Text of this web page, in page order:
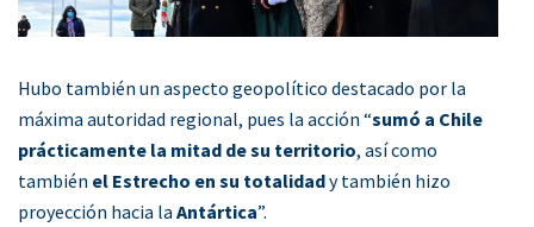
Hubo también un aspecto geopolítico destacado por la
máxima autoridad regional, pues la acción “sumó a Chile
prácticamente la mitad de su territorio, así como
también el Estrecho en su totalidady también hizo
proyección hacia la Antártica”.